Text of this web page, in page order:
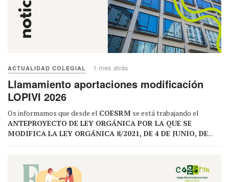
ACTUALIDAD COLEGIAL 1 mes atrás
Llamamiento aportaciones modificación
LOPIVI 2026
Os informamos que desde el COESRM se está trabajando el
ANTEPROYECTO DE LEY ORGÁNICA POR LA QUE SE
MODIFICA LA LEY ORGÁNICA 8/2021, DE 4 DE JUNIO, DE...